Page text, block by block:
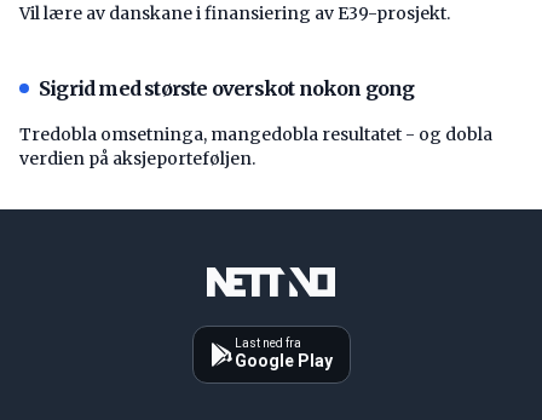
Vil lære av danskane i finansiering av E39-prosjekt.
Sigrid med største overskot nokon gong
Tredobla omsetninga, mangedobla resultatet - og dobla
verdien på aksjeporteføljen.
Last ned fra
Google Play